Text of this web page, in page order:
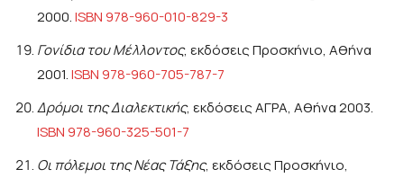
2000.ISBN 978-960-010-829-3
Γονίδια του Μέλλοντος, εκδόσεις Προσκήνιο, Αθήνα
2001.ISBN 978-960-705-787-7
Δρόμοι της Διαλεκτικής, εκδόσεις ΑΓΡΑ, Αθήνα 2003.
ISBN 978-960-325-501-7
Οι πόλεμοι της Νέας Τάξης, εκδόσεις Προσκήνιο,